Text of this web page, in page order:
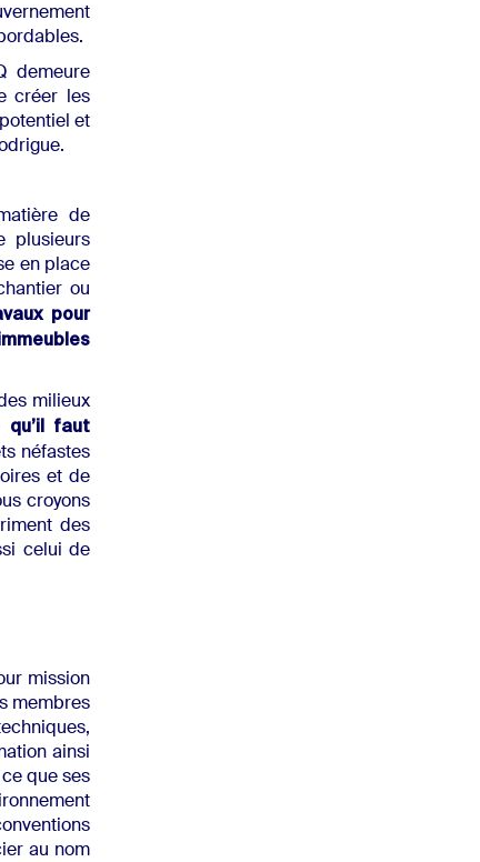
demeure
créer les
et
de
plusieurs
en place
ou
pour
milieux
qu’il faut
néfastes
et de
croyons
des
celui de
mission
membres
ainsi
que ses
au nom